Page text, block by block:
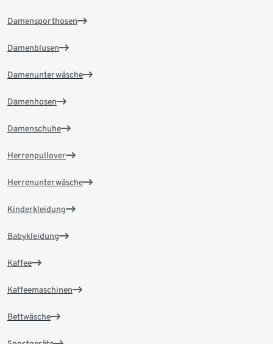
Damensporthosen
Damenblusen
Damenunterwäsche
Damenhosen
Damenschuhe
Herrenpullover
Herrenunterwäsche
Kinderkleidung
Babykleidung
Kaffee
Kaffeemaschinen
Bettwäsche